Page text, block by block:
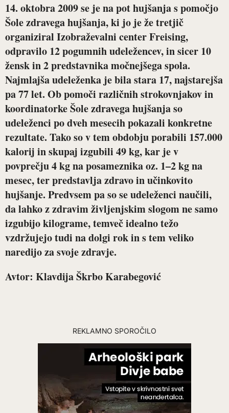
14. oktobra 2009 se je na pot hujšanja s pomočjo
Šole zdravega hujšanja, ki jo je že tretjič
organiziral Izobraževalni center Freising,
odpravilo 12 pogumnih udeležencev, in sicer 10
žensk in 2 predstavnika močnejšega spola.
Najmlajša udeleženka je bila stara 17, najstarejša
pa 77 let. Ob pomoči različnih strokovnjakov in
koordinatorke Šole zdravega hujšanja so
udeleženci po dveh mesecih pokazali konkretne
rezultate. Tako so v tem obdobju porabili 157.000
kalorij in skupaj izgubili 49 kg, kar je v
povprečju 4 kg na posameznika oz. 1–2 kg na
mesec, ter predstavlja zdravo in učinkovito
hujšanje. Predvsem pa so se udeleženci naučili,
da lahko z zdravim življenjskim slogom ne samo
izgubijo kilograme, temveč idealno težo
vzdržujejo tudi na dolgi rok in s tem veliko
naredijo za svoje zdravje.
Avtor: Klavdija Škrbo Karabegović
REKLAMNO SPOROČILO